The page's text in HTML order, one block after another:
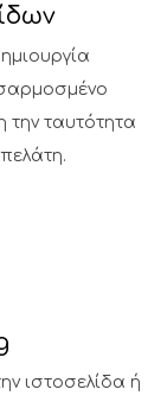
ταυτότητα
ιστοσελίδα ή